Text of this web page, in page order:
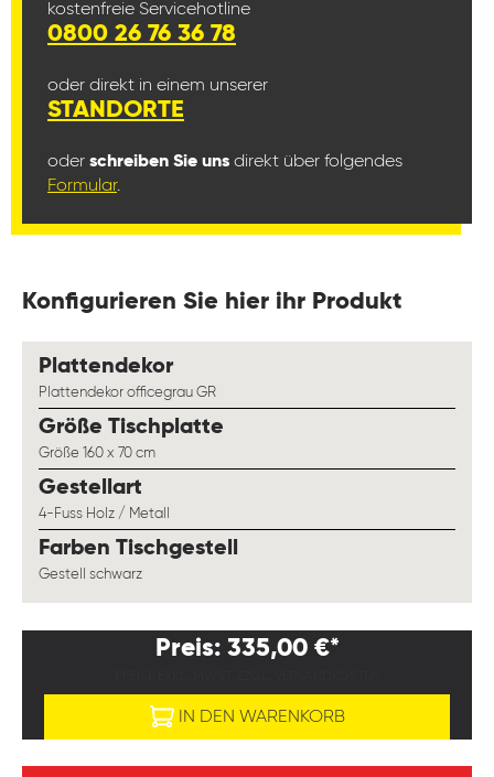
kostenfreie Servicehotline
0800 26 76 36 78
oder direkt in einem unserer
STANDORTE
oder schreiben Sie uns direkt über folgendes
Formular.
Konfigurieren Sie hier ihr Produkt
Plattendekorauswählen
Plattendekor officegrau GR
Größe Tischplatte
Größe 160 x 70 cm
Gestellart
4-Fuss Holz / Metall
Farben Tischgestell
Gestell schwarz
Preis: 335,00 €*
IN DEN WARENKORB